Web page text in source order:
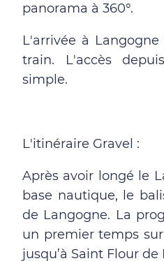
panorama à 360°.
L'arrivée à
train. L'accès
simple.
L'itinéraire Gravel :
Après avoir longé le
base nautique, le
de Langogne. La
un premier temps
jusqu’à Saint Flour de